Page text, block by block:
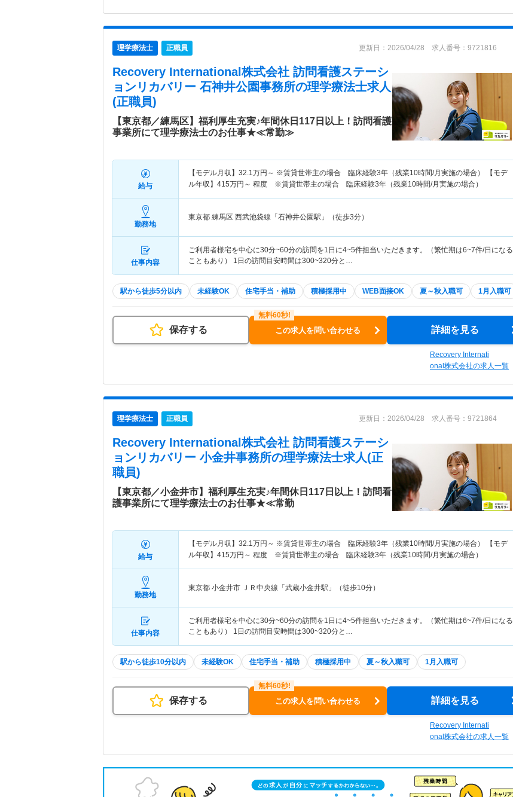
理学療法士 正職員 更新日：2026/04/28 求人番号：9721816
Recovery International株式会社 訪問看護ステーシ
ョンリカバリー 石神井公園事務所の理学療法士求人
(正職員)
【東京都／練馬区】福利厚生充実♪年間休日117日以上！訪問看護
事業所にて理学療法士のお仕事★≪常勤≫
給与
【モデル月収】 32.1万円～ ※賃貸世帯主の場合 臨床経験3年（残業10時間/月実施の場合） 【モデ
ル年収】 415万円～ 程度 ※賃貸世帯主の場合 臨床経験3年（残業10時間/月実施の場合）
勤務地
東京都 練馬区 西武池袋線「石神井公園駅」（徒歩3分）
仕事内容
ご利用者様宅を中心に30分~60分の訪問を1日に4~5件担当いただきます。（繁忙期は6~7件/日になる
こともあり） 1日の訪問目安時間は300~320分と…
駅から徒歩5分以内 未経験OK 住宅手当・補助 積極採用中 WEB面接OK 夏～秋入職可 1月入職可
保存する この求人を問い合わせる 詳細を見る
Recovery Internati
onal株式会社の求人一覧
理学療法士 正職員 更新日：2026/04/28 求人番号：9721864
Recovery International株式会社 訪問看護ステーシ
ョンリカバリー 小金井事務所の理学療法士求人(正
職員)
【東京都／小金井市】福利厚生充実♪年間休日117日以上！訪問看
護事業所にて理学療法士のお仕事★≪常勤
給与
【モデル月収】 32.1万円～ ※賃貸世帯主の場合 臨床経験3年（残業10時間/月実施の場合） 【モデ
ル年収】 415万円～ 程度 ※賃貸世帯主の場合 臨床経験3年（残業10時間/月実施の場合）
勤務地
東京都 小金井市 ＪＲ中央線「武蔵小金井駅」（徒歩10分）
仕事内容
ご利用者様宅を中心に30分~60分の訪問を1日に4~5件担当いただきます。（繁忙期は6~7件/日になる
こともあり） 1日の訪問目安時間は300~320分と…
駅から徒歩10分以内 未経験OK 住宅手当・補助 積極採用中 夏～秋入職可 1月入職可
保存する この求人を問い合わせる 詳細を見る
Recovery Internati
onal株式会社の求人一覧